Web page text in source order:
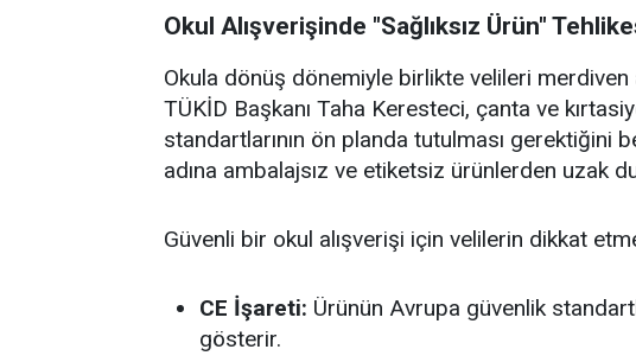
Okul Alışverişinde "Sağlıksız Ürün"
Okula dönüş dönemiyle birlikte velileri merdiven
TÜKİD Başkanı Taha Keresteci, çanta ve
standartlarının ön planda tutulması gerektiğini
adına ambalajsız ve etiketsiz ürünlerden uzak
Güvenli bir okul alışverişi için velilerin dikkat
CE İşareti: Ürünün Avrupa güvenlik
gösterir.